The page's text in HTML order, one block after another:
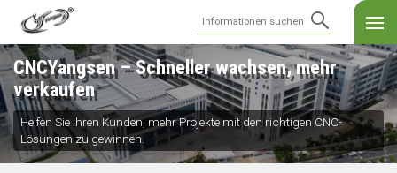
CNCYangsen – Schneller wachsen, mehr
verkaufen
Helfen Sie Ihren Kunden, mehr Projekte mit den richtigen CNC-
Lösungen zu gewinnen.